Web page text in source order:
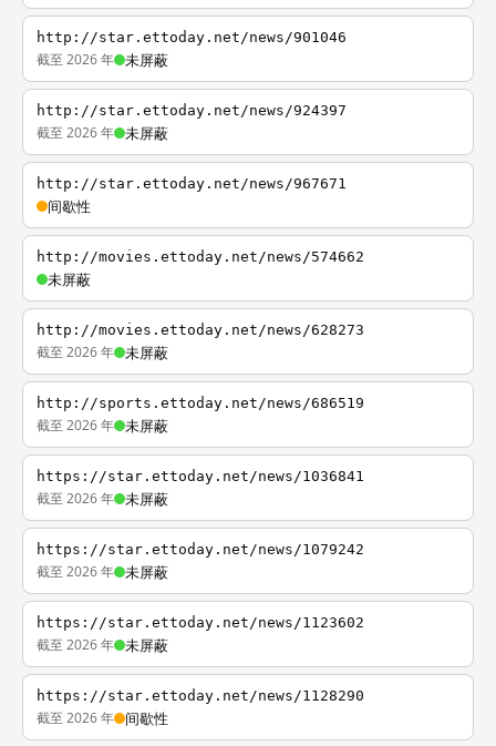
http://star.ettoday.net/news/901046
截至 2026 年 未屏蔽
http://star.ettoday.net/news/924397
截至 2026 年 未屏蔽
http://star.ettoday.net/news/967671
间歇性
http://movies.ettoday.net/news/574662
未屏蔽
http://movies.ettoday.net/news/628273
截至 2026 年 未屏蔽
http://sports.ettoday.net/news/686519
截至 2026 年 未屏蔽
https://star.ettoday.net/news/1036841
截至 2026 年 未屏蔽
https://star.ettoday.net/news/1079242
截至 2026 年 未屏蔽
https://star.ettoday.net/news/1123602
截至 2026 年 未屏蔽
https://star.ettoday.net/news/1128290
截至 2026 年 间歇性